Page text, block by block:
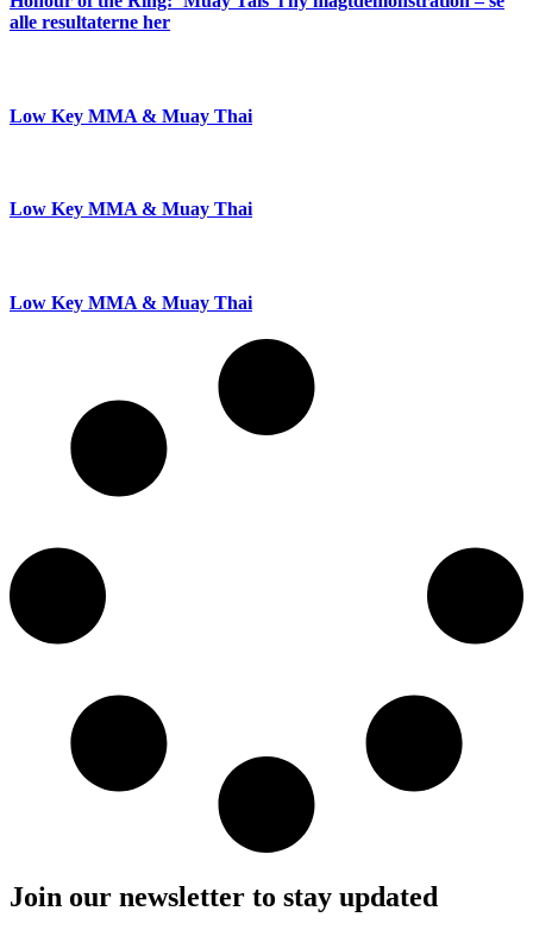
alle resultaterne her
Low Key MMA & Muay Thai
Low Key MMA & Muay Thai
Low Key MMA & Muay Thai
Join our newsletter to stay updated